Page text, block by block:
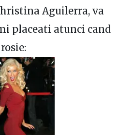
Aguilerra, va
placeati atunci cand